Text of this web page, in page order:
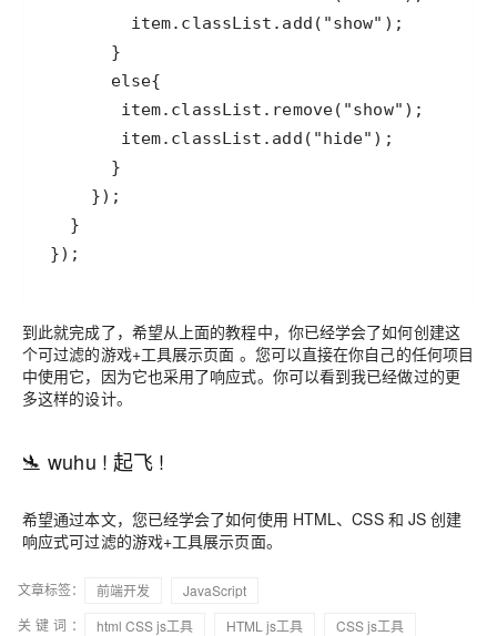
到此就完成了，希望从上面的教程中，你已经学会了如何创建这
个可过滤的游戏+工具展示页面 。您可以直接在你自己的任何项目
中使用它，因为它也采用了响应式。你可以看到我已经做过的更
多这样的设计。
🛬 wuhu ! 起飞 !
希望通过本文，您已经学会了如何使用 HTML、CSS 和 JS 创建
响应式可过滤的游戏+工具展示页面。
文章标签： 前端开发
JavaScript
关键词：
html CSS js工具 HTML js工具
CSS js工具